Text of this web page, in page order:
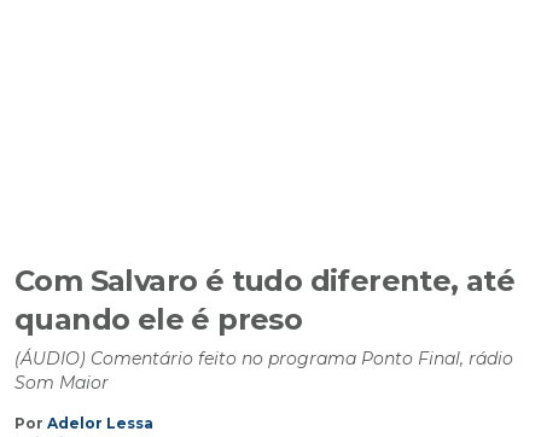
Com Salvaro é tudo diferente, até
quando ele é preso
(ÁUDIO) Comentário feito no programa Ponto Final, rádio
Som Maior
Por Adelor Lessa